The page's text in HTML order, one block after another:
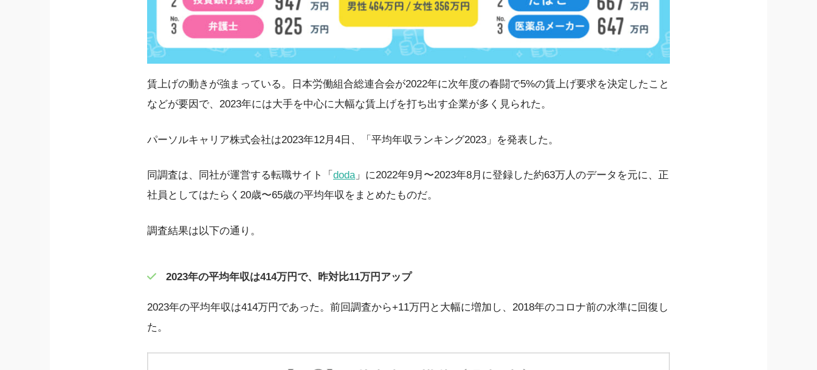
賃上げの動きが強まっている。日本労働組合総連合会が2022年に次年度の春闘で5%の賃上げ要求を決定したこと
などが要因で、2023年には大手を中心に大幅な賃上げを打ち出す企業が多く見られた。
パーソルキャリア株式会社は2023年12月4日、「平均年収ランキング2023」を発表した。
同調査は、同社が運営する転職サイト「 doda」に2022年9月〜2023年8月に登録した約63万人のデータを元に、正
社員としてはたらく20歳〜65歳の平均年収をまとめたものだ。
調査結果は以下の通り。
2023年の平均年収は414万円で、昨対比11万円アップ
2023年の平均年収は414万円であった。前回調査から+11万円と大幅に増加し、2018年のコロナ前の水準に回復し
た。